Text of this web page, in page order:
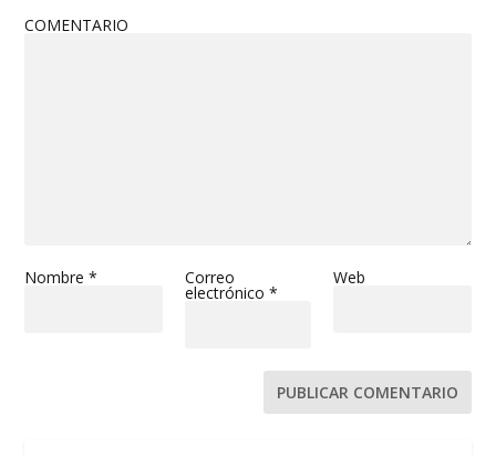
COMENTARIO
Nombre* Correo
electrónico *
Web